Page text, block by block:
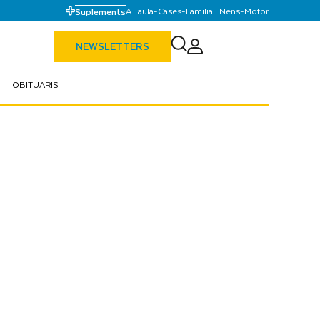
SuplementsA Taula-Cases-Familia I Nens-Motor
NEWSLETTERS
OBITUARIS